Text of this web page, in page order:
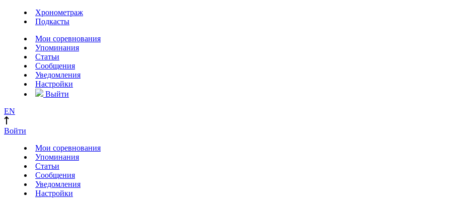
Хронометраж
Подкасты
Мои соревнования
Упоминания
Статьи
Сообщения
Уведомления
Настройки
Выйти
EN
Войти
Мои соревнования
Упоминания
Статьи
Сообщения
Уведомления
Настройки